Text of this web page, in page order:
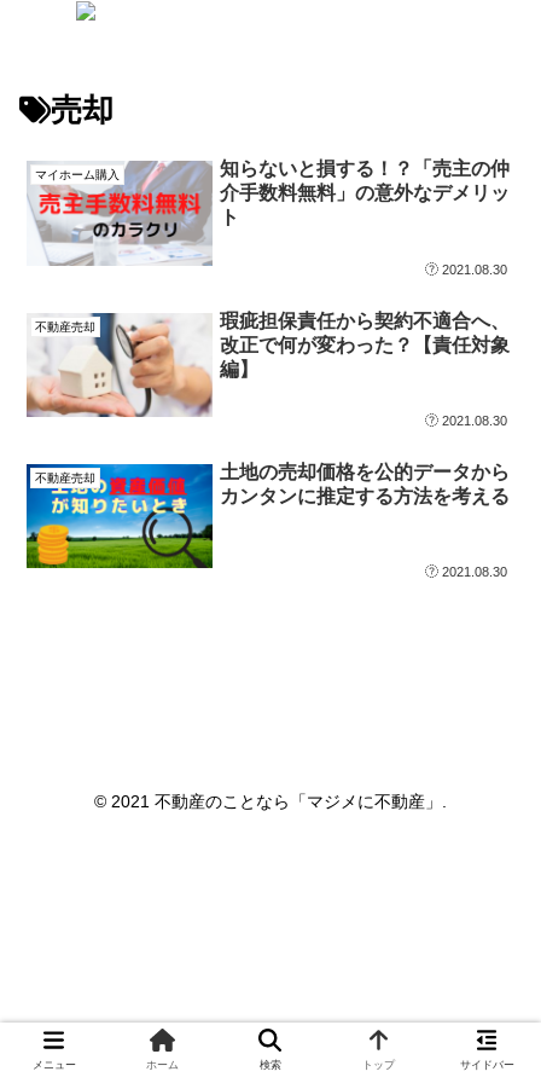
売却
マイホーム購入
知らないと損する！？「売主の仲
介手数料無料」の意外なデメリッ
ト
2021.08.30
不動産売却
瑕疵担保責任から契約不適合へ、
改正で何が変わった？【責任対象
編】
2021.08.30
不動産売却
土地の売却価格を公的データから
カンタンに推定する方法を考える
2021.08.30
© 2021 不動産のことなら「マジメに不動産」.
メニュー ホーム 検索 トップ サイドバー